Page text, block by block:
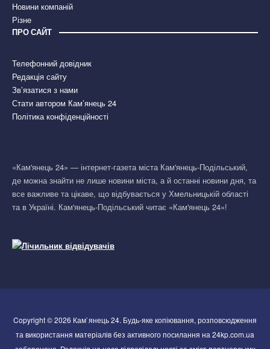
Новини компаній
Різне
ПРО САЙТ
Телефонний довідник
Редакція сайту
Зв’язатися з нами
Стати автором Кам’янець 24
Політика конфіденційності
«Кам'янець 24» — інтернет-газета міста Кам'янець-Подільський,
де можна знайти не лише новини міста, а й останні новини дня, та
все важливе та цікаве, що відбувається у Хмельницькій області
та в Україні. Кам'янець-Подільський читає «Кам'янець 24»!
Copyright © 2026 Кам`янець 24. Будь-яке копіювання, розповсюдження
та використання матеріалів без активного посилання на 24kp.com.ua